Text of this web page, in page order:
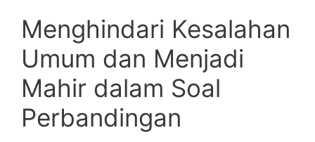
Menghindari​ Kesalahan
Umum dan Menjadi
Mahir dalam Soal
Perbandingan